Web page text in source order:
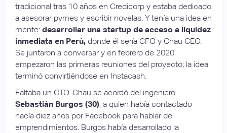
tradicional tras 10 años en Credicorp y estaba dedicado
a asesorar pymes y escribir novelas. Y tenía una idea en
mente: desarrollar una startup de acceso a liquidez
inmediata en Perú, donde él sería CFO y Chau CEO.
Se juntaron a conversar y en febrero de 2020
empezaron las primeras reuniones del proyecto; la idea
terminó convirtiéndose en Instacash.
Faltaba un CTO. Chau se acordó del ingeniero
Sebastián Burgos (30), a quien había contactado
hacía diez años por Facebook para hablar de
emprendimientos. Burgos había desarrollado la